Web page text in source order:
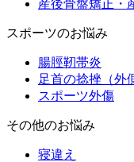
産後骨盤矯正・
スポーツのお悩み
腸脛靭帯炎
足首の捻挫（外
スポーツ外傷
その他のお悩み
寝違え